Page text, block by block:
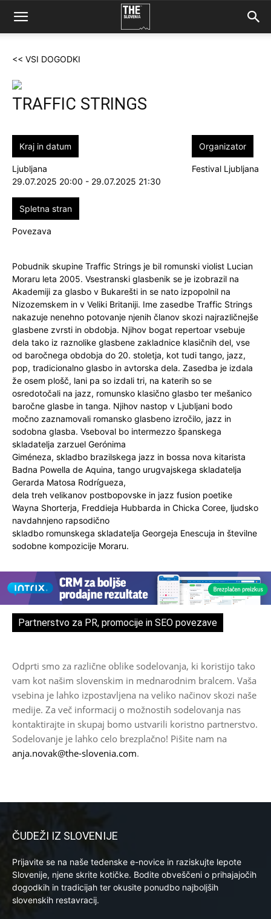
<< VSI DOGODKI
TRAFFIC STRINGS
Kraj in datum
Ljubljana
29.07.2025 20:00 - 29.07.2025 21:30
Organizator
Festival Ljubljana
Spletna stran
Povezava
Pobudnik skupine Traffic Strings je bil romunski violist Lucian
Moraru leta 2005. Vsestranski glasbenik se je izobrazil na
Akademiji za glasbo v Bukarešti in se nato izpopolnil na
Nizozemskem in v Veliki Britaniji. Ime zasedbe Traffic Strings
nakazuje nenehno potovanje njenih članov skozi najrazličnejše
glasbene zvrsti in obdobja. Njihov bogat repertoar vsebuje
dela tako iz raznolike glasbene zakladnice klasičnih del, vse
od baročnega obdobja do 20. stoletja, kot tudi tango, jazz,
pop, tradicionalno glasbo in avtorska dela. Zasedba je izdala
že osem plošč, lani pa so izdali tri, na katerih so se
osredotočali na jazz, romunsko klasično glasbo ter mešanico
baročne glasbe in tanga. Njihov nastop v Ljubljani bodo
močno zaznamovali romansko glasbeno izročilo, jazz in
sodobna glasba. Vseboval bo intermezzo španskega
skladatelja zarzuel Gerónima
Giméneza, skladbo brazilskega jazz in bossa nova kitarista
Badna Powella de Aquina, tango urugvajskega skladatelja
Gerarda Matosa Rodrígueza,
dela treh velikanov postbopovske in jazz fusion poetike
Wayna Shorterja, Freddieja Hubbarda in Chicka Coree, ljudsko
navdahnjeno rapsodično
skladbo romunskega skladatelja Georgeja Enescuja in številne
sodobne kompozicije Moraru.
Partnerstvo za PR, promocije in SEO povezave
Odprti smo za različne oblike sodelovanja, ki koristijo tako
vam kot našim slovenskim in mednarodnim bralcem. Vaša
vsebina je lahko izpostavljena na veliko načinov skozi naše
medije. Za več informacij o možnostih sodelovanja nas
kontaktirajte in skupaj bomo ustvarili koristno partnerstvo.
Sodelovanje je lahko celo brezplačno! Pišite nam na
anja.novak@the-slovenia.com.
ČUDEŽI IZ SLOVENIJE
Prijavite se na naše tedenske e-novice in raziskujte lepote
Slovenije, njene skrite kotičke. Bodite obveščeni o prihajajočih
dogodkih in tradicijah ter okusite ponudbo najboljših
slovenskih restavracij.